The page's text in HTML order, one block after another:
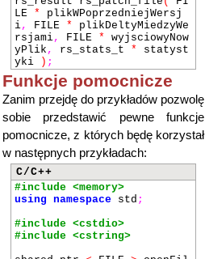
LE *
plikWPoprzedniejWersj
i, FILE *
plikDeltyMiedzyWe
rsjami, FILE *
wyjsciowyNow
yPlik , rs_stats_t *
statyst
yki
) ;
Funkcje pomocnicze
Zanim przejdę do przykładów pozwolę
sobie przedstawić pewne funkcje
pomocnicze, z których będę korzystał
w następnych przykładach:
C/C++
#include <memory>
using namespace std ;
#include <cstdio>
#include <cstring>